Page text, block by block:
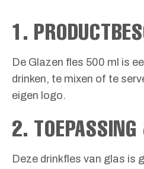
1.
De Glazen fles 500 ml is
drinken, te mixen of te
eigen logo.
2.
Deze drinkfles van glas is